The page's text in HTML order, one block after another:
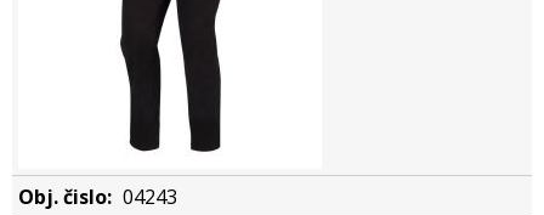
04243